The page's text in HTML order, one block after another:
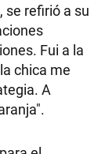
se refirió a su
Fui a la
chica me
A